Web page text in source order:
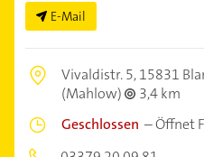
E-Mail
Vivaldistr. 5,15831
(Mahlow)
3,4 km
Geschlossen –Öffnet